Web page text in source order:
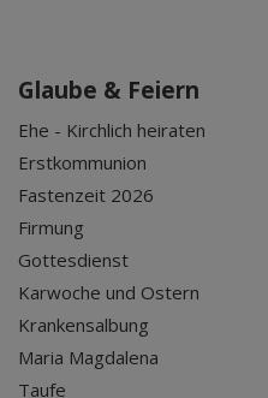
Glaube & Feiern
Ehe - Kirchlich heiraten
Erstkommunion
Fastenzeit 2026
Firmung
Gottesdienst
Karwoche und Ostern
Krankensalbung
Maria Magdalena
Taufe